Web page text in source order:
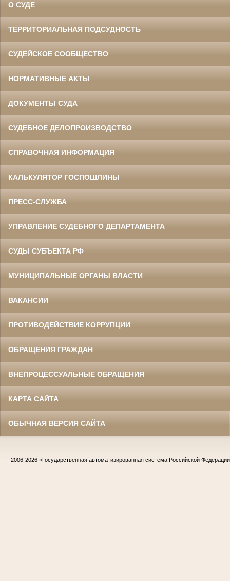
О СУДЕ
ТЕРРИТОРИАЛЬНАЯ ПОДСУДНОСТЬ
СУДЕЙСКОЕ СООБЩЕСТВО
НОРМАТИВНЫЕ АКТЫ
ДОКУМЕНТЫ СУДА
СУДЕБНОЕ ДЕЛОПРОИЗВОДСТВО
СПРАВОЧНАЯ ИНФОРМАЦИЯ
КАЛЬКУЛЯТОР ГОСПОШЛИНЫ
ПРЕСС-СЛУЖБА
УПРАВЛЕНИЕ СУДЕБНОГО ДЕПАРТАМЕНТА
СУДЫ СУБЪЕКТА РФ
МУНИЦИПАЛЬНЫЕ ОРГАНЫ ВЛАСТИ
ВАКАНСИИ
ПРОТИВОДЕЙСТВИЕ КОРРУПЦИИ
ОБРАЩЕНИЯ ГРАЖДАН
ВНЕПРОЦЕССУАЛЬНЫЕ ОБРАЩЕНИЯ
КАРТА САЙТА
ОБЫЧНАЯ ВЕРСИЯ САЙТА
2006-2026 «Государственная автоматизированная система Российской